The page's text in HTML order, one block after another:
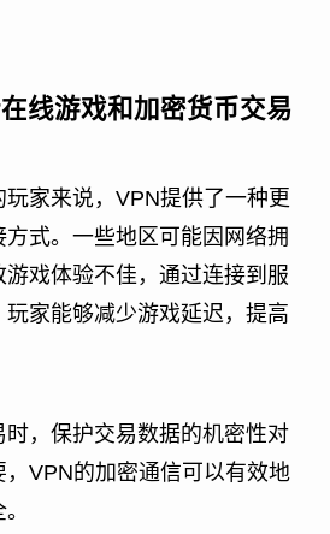
线游戏和加密货币交易
家来说，VPN提供了一种更
式。一些地区可能因网络拥
戏体验不佳，通过连接到服
家能够减少游戏延迟，提高
，保护交易数据的机密性对
VPN的加密通信可以有效地